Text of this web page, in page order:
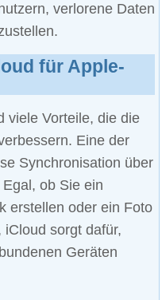
verlorene Daten
für Apple-
viele Vorteile, die die
Eine der
Synchronisation über
ob Sie ein
erstellen oder ein Foto
sorgt dafür,
Geräten